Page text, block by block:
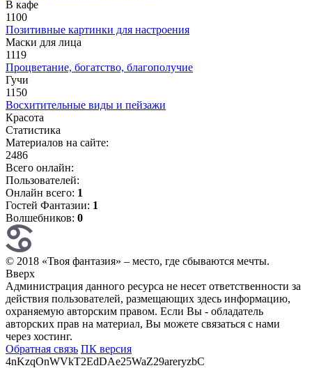
В кафе
1100
Позитивные картинки для настроения
Маски для лица
1119
Процветание, богатство, благополучие
Гучи
1150
Восхитительные виды и пейзажи
Красота
Статистика
Материалов на сайте:
2486
Всего онлайн:
Пользователей:
Онлайн всего: 1
Гостей Фантазии: 1
Волшебников: 0
© 2018 «Твоя фантазия» – место, где сбываются мечты.
Вверх
Администрация данного ресурса не несет ответственности за
действия пользователей, размещающих здесь информацию,
охраняемую авторским правом. Если Вы - обладатель
авторских прав на материал, Вы можете связаться с нами
через хостинг.
Обратная связь ПК версия
4nKzqOnWVkT2EdDAe25WaZ29areryzbC